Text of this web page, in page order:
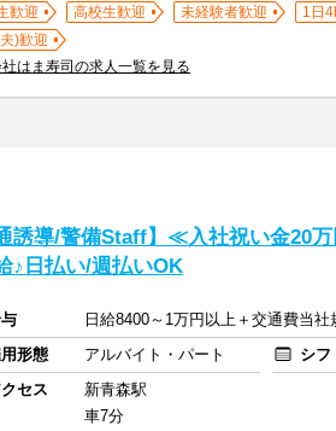
歓迎 高校生歓迎 未経験者歓迎
1日
)歓迎
はま寿司の求人一覧を見る
通誘導/警備Staff】≪入社祝い金20
♪日払い/週払いOK
日給8400～1万円以上＋交通費当
形態
アルバイト・パート シフ
セス
新青森駅
車7分